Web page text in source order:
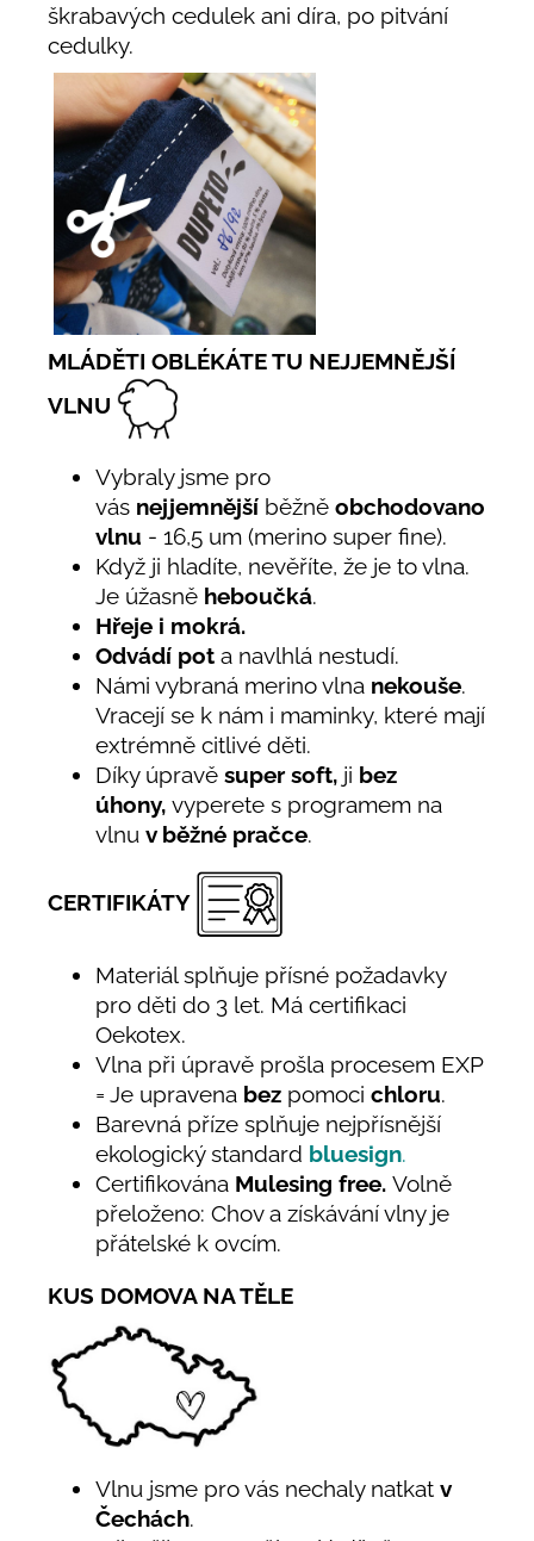
škrabavých cedulek ani díra, po pitvání
cedulky.
MLÁDĚTI OBLÉKÁTE TU NEJJEMNĚJŠÍ
VLNU
Vybraly jsme pro
vás nejjemnější běžně obchodovanou
vlnu - 16,5 um (merino super fine).
Když ji hladíte, nevěříte, že je to vlna.
Je úžasně heboučká.
Hřeje i mokrá.
Odvádí pot a navlhlá nestudí.
Námi vybraná merino vlna nekouše.
Vracejí se k nám i maminky, které mají
extrémně citlivé děti.
Díky úpravě super soft, ji bez
úhony, vyperete s programem na
vlnu v běžné pračce.
CERTIFIKÁTY
Materiál splňuje přísné požadavky
pro děti do 3 let. Má certifikaci
Oekotex.
Vlna při úpravě prošla procesem EXP
= Je upravena bez pomoci chloru.
Barevná příze splňuje nejpřísnější
ekologický standard bluesign.
Certifikována Mulesing free. Volně
přeloženo: Chov a získávání vlny je
přátelské k ovcím.
KUS DOMOVA NA TĚLE
Vlnu jsme pro vás nechaly natkat v
Čechách.